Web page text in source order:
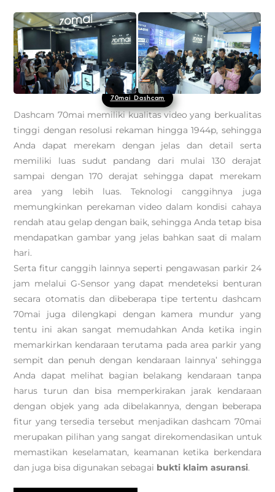
70mai Dashcam
Dashcam 70mai memiliki kualitas video yang berkualitas
tinggi dengan resolusi rekaman hingga 1944p, sehingga
Anda dapat merekam dengan jelas dan detail serta
memiliki luas sudut pandang dari mulai 130 derajat
sampai dengan 170 derajat sehingga dapat merekam
area yang lebih luas. Teknologi canggihnya juga
memungkinkan perekaman video dalam kondisi cahaya
rendah atau gelap dengan baik, sehingga Anda tetap bisa
mendapatkan gambar yang jelas bahkan saat di malam
hari.
Serta fitur canggih lainnya seperti pengawasan parkir 24
jam melalui G-Sensor yang dapat mendeteksi benturan
secara otomatis dan dibeberapa tipe tertentu dashcam
70mai juga dilengkapi dengan kamera mundur yang
tentu ini akan sangat memudahkan Anda ketika ingin
memarkirkan kendaraan terutama pada area parkir yang
sempit dan penuh dengan kendaraan lainnya’ sehingga
Anda dapat melihat bagian belakang kendaraan tanpa
harus turun dan bisa memperkirakan jarak kendaraan
dengan objek yang ada dibelakannya, dengan beberapa
fitur yang tersedia tersebut menjadikan dashcam 70mai
merupakan pilihan yang sangat direkomendasikan untuk
memastikan keselamatan, keamanan ketika berkendara
dan juga bisa digunakan sebagai bukti klaim asuransi.